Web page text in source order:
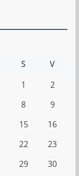
S V
1
2
8
9
15
16
22
23
29
30